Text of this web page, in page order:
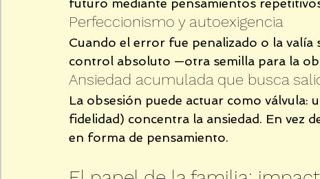
Perfeccionismo y autoexigencia
Cuando el error fue penalizado o la valía
control absoluto —otra semilla para la
Ansiedad acumulada que busca
La obsesión puede actuar como válvula:
fidelidad) concentra la ansiedad. En vez
en forma de pensamiento.